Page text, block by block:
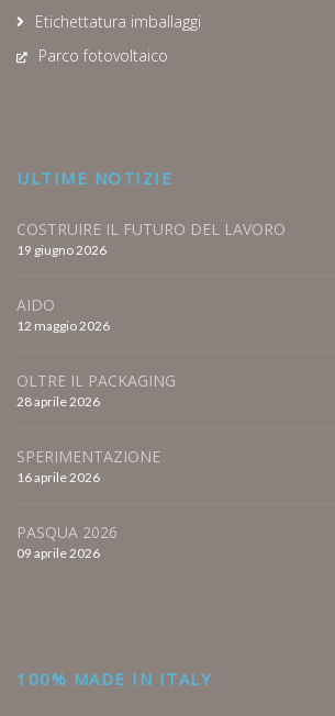
Etichettatura imballaggi
Parco fotovoltaico
ULTIME NOTIZIE
COSTRUIRE IL FUTURO DEL LAVORO
19 giugno 2026
AIDO
12 maggio 2026
OLTRE IL PACKAGING
28 aprile 2026
SPERIMENTAZIONE
16 aprile 2026
PASQUA 2026
09 aprile 2026
100% MADE IN ITALY